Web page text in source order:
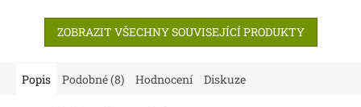
doplněk potravy...
stravu. Kompletní krmivo
pro...
ZOBRAZIT VŠECHNY SOUVISEJÍCÍ PRODUKTY
Popis Podobné (8) Hodnocení Diskuze